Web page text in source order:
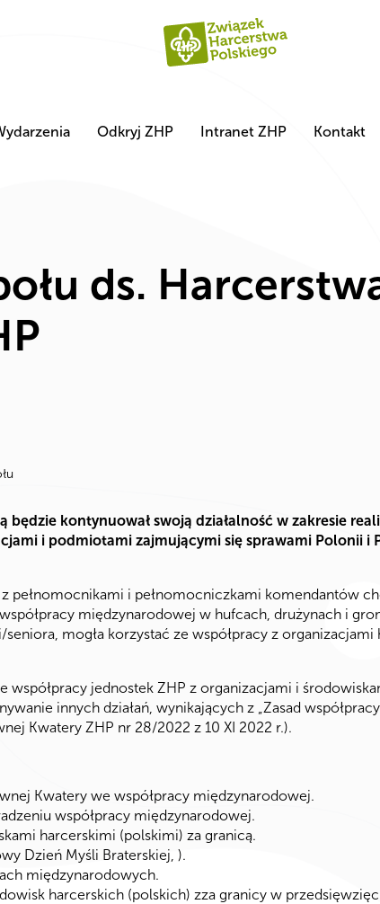
Odkryj ZHP Intranet ZHP Kontakt
ds.
będzie kontynuował swoją działalność w zakresie
i podmiotami zajmującymi się sprawami Polonii i
pełnomocnikami i pełnomocniczkami komendantów
międzynarodowej w hufcach, drużynach i
mogła korzystać ze współpracy z organizacjami
współpracy jednostek ZHP z organizacjami i
innych działań, wynikających z „Zasad współpracy
Kwatery ZHP nr 28/2022 z 10 XI 2022 r.).
Kwatery we współpracy międzynarodowej.
współpracy międzynarodowej.
harcerskimi (polskimi) za granicą.
Dzień Myśli Braterskiej, ).
międzynarodowych.
harcerskich (polskich) zza granicy w